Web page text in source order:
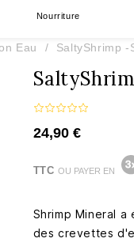
Nourriture
Eau SaltyShrimp -
24,90 €
TTCOU PAYER EN
Shrimp Mineral
des crevettes